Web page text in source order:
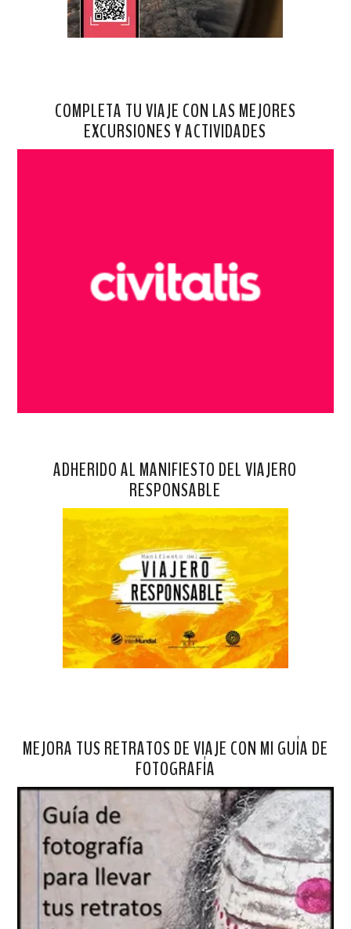
COMPLETA TU VIAJE CON LAS MEJORES
EXCURSIONES Y ACTIVIDADES
ADHERIDO AL MANIFIESTO DEL VIAJERO
RESPONSABLE
MEJORA TUS RETRATOS DE VIAJE CON MI GUÍA DE
FOTOGRAFÍA